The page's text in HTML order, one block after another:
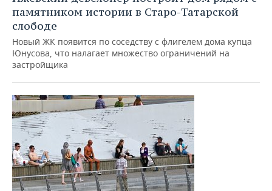
памятником истории в Старо-Татарской
слободе
Новый ЖК появится по соседству с флигелем дома купца
Юнусова, что налагает множество ограничений на
застройщика